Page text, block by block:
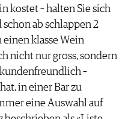
kostet – halten Sie sich
schon ab schlappen 2
klasse Wein
nicht nur gross, sondern
kundenfreundlich –
in einer Bar zu
eine Auswahl auf